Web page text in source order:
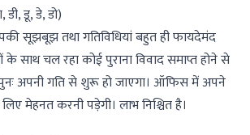
डू, डे, डो)
सूझबूझ तथा गतिविधियां बहुत ही फायदेमंद
के साथ चल रहा कोई पुराना विवाद समाप्त होने से
अपनी गति से शुरू हो जाएगा। ऑफिस में अपने
मेहनत करनी पड़ेगी। लाभ निश्चित है।